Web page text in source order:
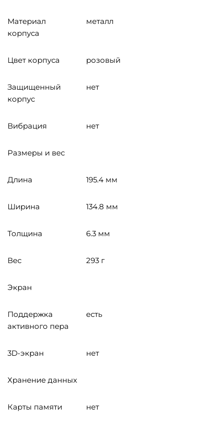
Материал
корпуса
металл
Цвет корпуса розовый
Защищенный
корпус
нет
Вибрация нет
Размеры и вес
Длина 195.4 мм
Ширина 134.8 мм
Толщина 6.3 мм
Вес 293 г
Экран
Поддержка
активного пера
есть
3D-экран нет
Хранение данных
Карты памяти нет